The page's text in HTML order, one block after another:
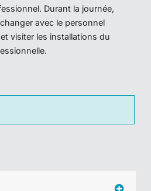
Durant la journée,
avec le personnel
visiter les installations du